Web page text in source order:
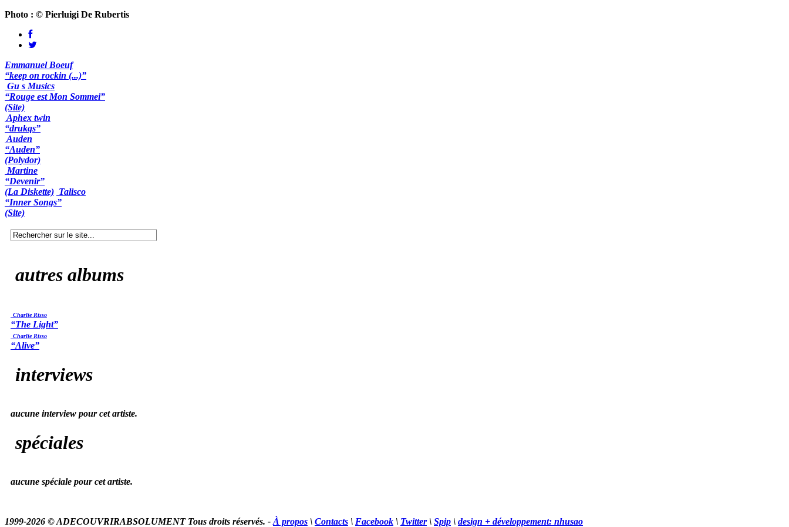
Photo : © Pierluigi De Rubertis
Emmanuel Boeuf
“keep on rockin (...)”
Gu s Musics
“Rouge est Mon Sommei”
(Site)
Aphex twin
“drukqs”
Auden
“Auden”
(Polydor)
Martine
“Devenir”
(La Diskette) Talisco
“Inner Songs”
(Site)
autres albums
Charlie Risso
“The Light”
Charlie Risso
“Alive”
interviews
aucune interview pour cet artiste.
spéciales
aucune spéciale pour cet artiste.
1999-2026 © ADECOUVRIRABSOLUMENT Tous droits réservés. - À propos \ Contacts \ Facebook \ Twitter\ Spip \ design + développement: nhusao